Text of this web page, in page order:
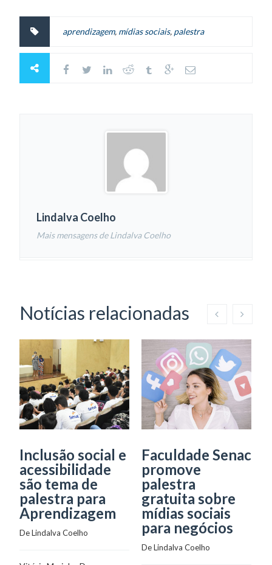
aprendizagem, mídias sociais, palestra
Lindalva Coelho
Mais mensagens de Lindalva Coelho
Notícias relacionadas
Inclusão social e
acessibilidade
são tema de
palestra para
Aprendizagem
De Lindalva Coelho
Faculdade Senac
promove
palestra
gratuita sobre
mídias sociais
para negócios
De Lindalva Coelho